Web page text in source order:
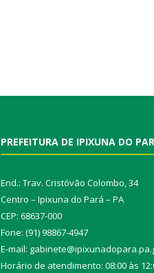
PREFEITURA DE IPIXUNA DO
End.: Trav. Cristóvão Colombo, 34
Centro – Ipixuna do Pará – PA
CEP: 68637-000
Fone: (91) 98867-4947
E-mail:
Horário de atendimento: 08:00 às